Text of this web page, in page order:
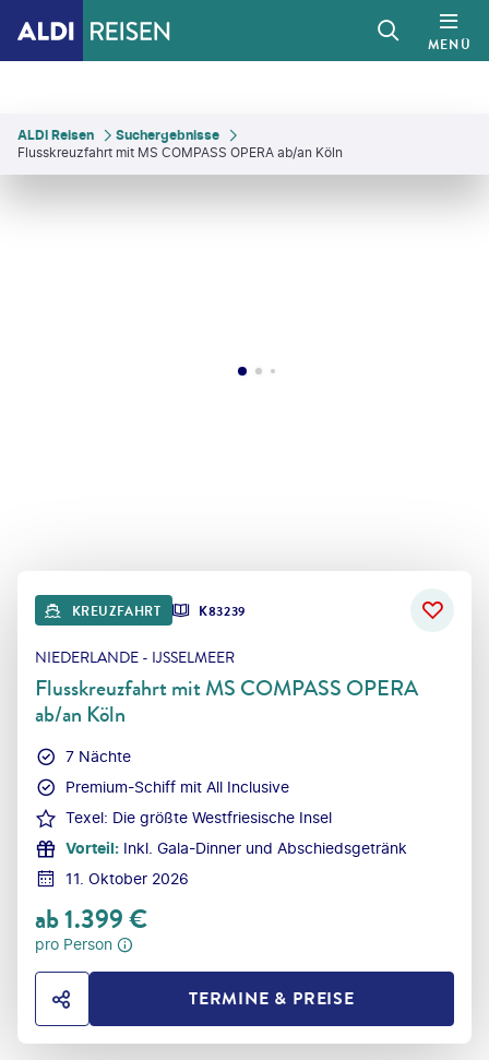
MENÜ
ALDI Reisen
Suchergebnisse
Flusskreuzfahrt mit MS COMPASS OPERA ab/an Köln
KREUZFAHRT K83239
NIEDERLANDE - IJSSELMEER
Flusskreuzfahrt mit MS COMPASS OPERA
ab/an Köln
7 Nächte
Premium-Schiff mit All Inclusive
Texel: Die größte Westfriesische Insel
Vorteil: Inkl. Gala-Dinner und Abschiedsgetränk
11. Oktober 2026
ab1.399€
pro Person
HOTEL TEILENTERMINE & PREISE